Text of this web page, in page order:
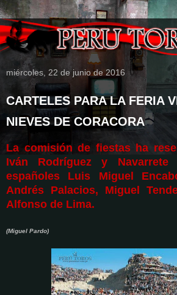
miércoles, 22 de junio de 2016
CARTELES PARA LA FERIA
NIEVES DE CORACORA
La comisión de fiestas ha
Iván Rodríguez y
españoles Luis Miguel
Andrés Palacios, Miguel
Alfonso de Lima.
(Miguel Pardo)